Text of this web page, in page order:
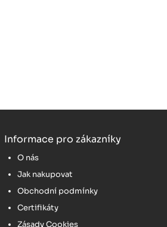
Informace pro zákazníky
O nás
Jak nakupovat
Obchodní podmínky
Certifikáty
Zásady Cookies